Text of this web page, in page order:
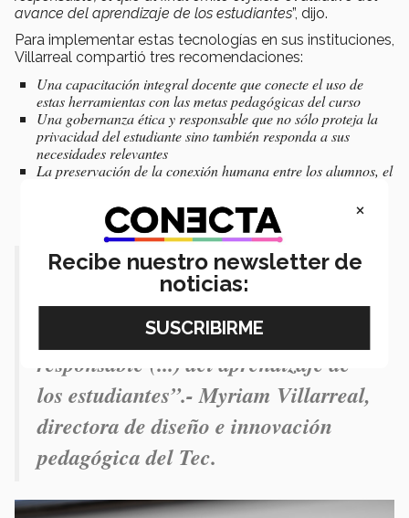
avance del aprendizaje de los estudiantes”, dijo.
Para implementar estas tecnologías en sus instituciones,
Villarreal compartió tres recomendaciones:
Una capacitación integral docente que conecte el uso de
estas herramientas con las metas pedagógicas del curso
Una gobernanza ética y responsable que no sólo proteja la
privacidad del estudiante sino también responda a sus
necesidades relevantes
La preservación de la conexión humana entre los alumnos, el
"Muchas de estas tecnologías
pueden dar retroalimentación a los
estudiantes pero es el docente el
responsable (...) del aprendizaje de
los estudiantes”.- Myriam Villarreal,
directora de diseño e innovación
pedagógica del Tec.
×
Recibe nuestro newsletter de
noticias: